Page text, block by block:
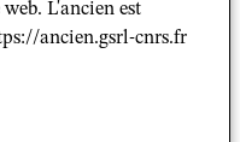
de Paris, attribue
et subventions
lui ont été consentis.
prix
L'ancien est
ancien.gsrl-cnrs.fr